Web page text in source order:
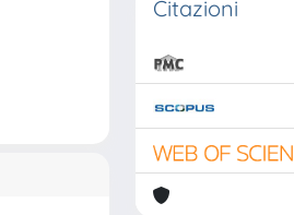
Citazioni